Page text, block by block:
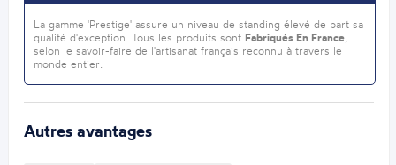
La gamme 'Prestige' assure un niveau de standing élevé de part sa
qualité d'exception. Tous les produits sont Fabriqués En France,
selon le savoir-faire de l'artisanat français reconnu à travers le
monde entier.
Autres avantages